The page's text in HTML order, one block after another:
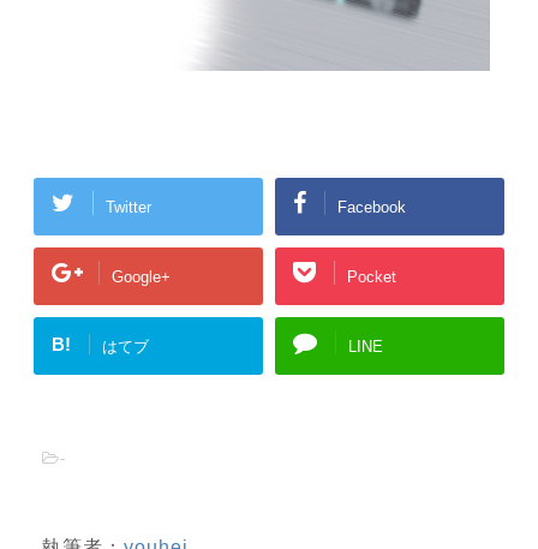
Twitter Facebook
Google+ Pocket
B! はてブ LINE
-